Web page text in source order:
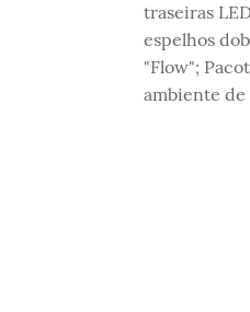
traseiras
espelhos
"Flow";
ambiente de